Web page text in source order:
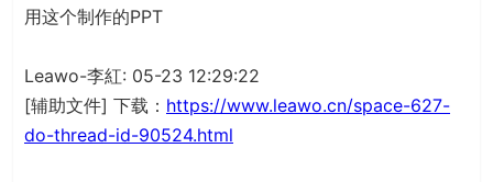
用这个制作的PPT
Leawo-李紅: 05-23 12:29:22
[辅助文件] 下载： https://www.leawo.cn/space-627-
do-thread-id-90524.html